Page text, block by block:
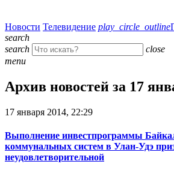
Новости Телевидение play_circle_outline
search
search
close
menu
Архив новостей за 17
17 января 2014, 22:29
Выполнение инвестпрограммы
коммунальных систем в Улан-Удэ
неудовлетворительной